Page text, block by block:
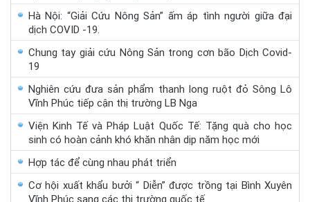
Hà Nội: “Giải Cứu Nông Sản” ấm áp tình người giữa đại
dịch COVID -19.
Chung tay giải cứu Nông Sản trong cơn bão Dịch Covid-
19
Nghiên cứu đưa sản phẩm thanh long ruột đỏ Sông Lô
Vĩnh Phúc tiếp cận thị trường LB Nga
Viện Kinh Tế và Pháp Luật Quốc Tế: Tặng quà cho học
sinh có hoàn cảnh khó khăn nhân dịp năm học mới
Hợp tác để cùng nhau phát triển
Cơ hội xuất khẩu bưởi “ Diễn” được trồng tại Bình Xuyên
Vĩnh Phúc sang các thị trường quốc tế